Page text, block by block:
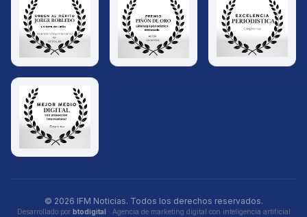
© 2026 IFM Noticias. Todos los derechos reservados.
Desarrollado por btodigital · Agencia de marketing digital con inteligencia artificial